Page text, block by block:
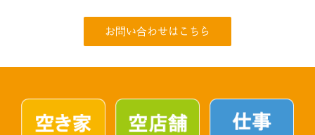
お問い合わせはこちら